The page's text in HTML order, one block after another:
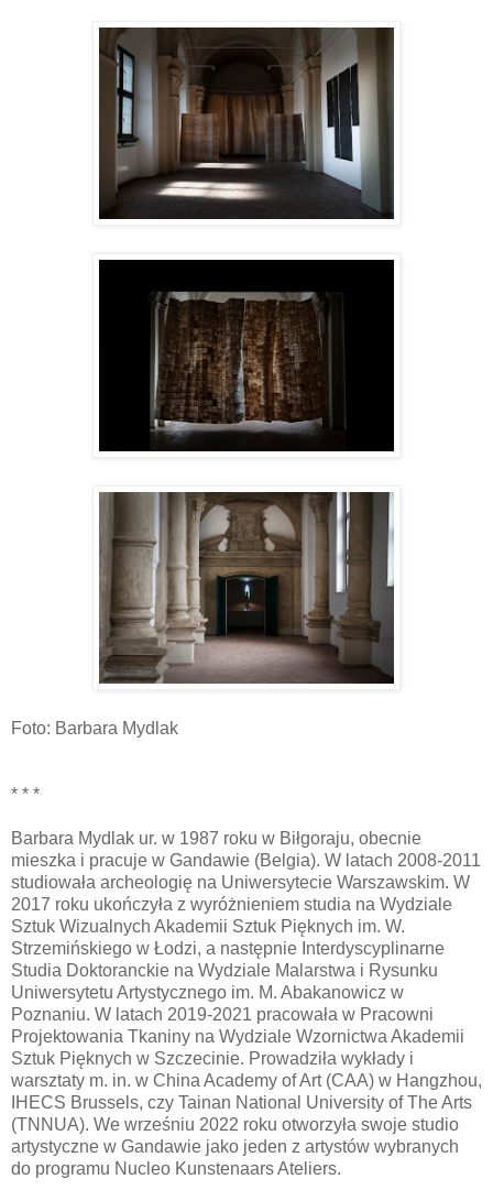
Foto: Barbara Mydlak
* * *
Barbara Mydlak ur. w 1987 roku w Biłgoraju, obecnie
mieszka i pracuje w Gandawie (Belgia). W latach 2008-2011
studiowała archeologię na Uniwersytecie Warszawskim. W
2017 roku ukończyła z wyróżnieniem studia na Wydziale
Sztuk Wizualnych Akademii Sztuk Pięknych im. W.
Strzemińskiego w Łodzi, a następnie Interdyscyplinarne
Studia Doktoranckie na Wydziale Malarstwa i Rysunku
Uniwersytetu Artystycznego im. M. Abakanowicz w
Poznaniu. W latach 2019-2021 pracowała w Pracowni
Projektowania Tkaniny na Wydziale Wzornictwa Akademii
Sztuk Pięknych w Szczecinie. Prowadziła wykłady i
warsztaty m. in. w China Academy of Art (CAA) w Hangzhou,
IHECS Brussels, czy Tainan National University of The Arts
(TNNUA). We wrześniu 2022 roku otworzyła swoje studio
artystyczne w Gandawie jako jeden z artystów wybranych
do programu Nucleo Kunstenaars Ateliers.